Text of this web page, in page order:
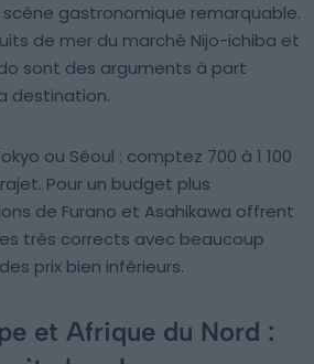
gastronomique remarquable.
de mer du marché Nijo-ichiba et
sont des arguments à part
destination.
ou Séoul : comptez 700 à 1 100
Pour un budget plus
de Furano et Asahikawa offrent
très corrects avec beaucoup
prix bien inférieurs.
et Afrique du Nord :